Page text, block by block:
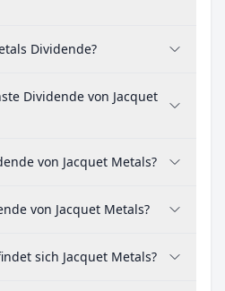
Dividende?
Dividende von Jacquet
von Jacquet Metals?
von Jacquet Metals?
sich Jacquet Metals?